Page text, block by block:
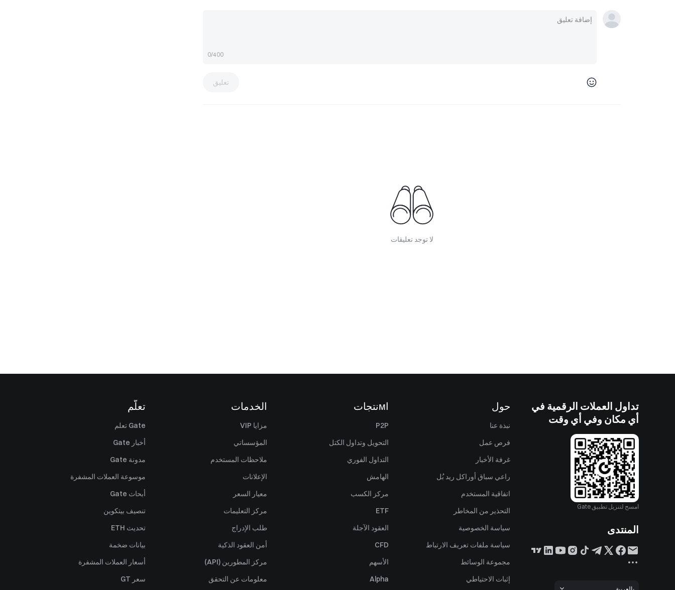
0/400
تعليق
لا توجد تعليقات
تداول العملات الرقمية في
أي مكان وفي أي وقت
امسح لتنزيل تطبيق Gate
المنتدى
بالعربية
حول
نبذة عنا
فرص عمل
غرفة الأخبار
راعي سباق أوراكل ريد بُل
اتفاقية المستخدم
التحذير من المخاطر
سياسة الخصوصية
سياسة ملفات تعريف الارتباط
مجموعة الوسائط
إثبات الاحتياطي
اмنتجات
P2P
التحويل وتداول الكتل
التداول الفوري
الهامش
مركز الكسب
ETF
العقود الآجلة
CFD
الأسهم
Alpha
الخدمات
مزايا VIP
المؤسساتي
ملاحظات المستخدم
الإعلانات
معيار السعر
مركز التعليمات
طلب الإدراج
أمن العقود الذكية
مركز المطورين (API)
معلومات عن التحقق
تعلّم
Gate تعلم
أخبار Gate
مدونة Gate
موسوعة العملات المشفرة
أبحاث Gate
تنصيف بيتكوين
تحديث ETH
بيانات ضخمة
أسعار العملات المشفرة
سعر GT